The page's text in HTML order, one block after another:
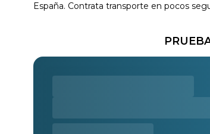
España. Contrata transporte en pocos